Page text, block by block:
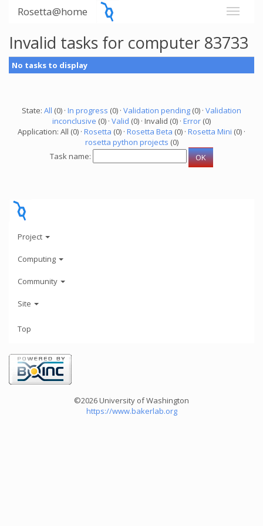
Rosetta@home
Invalid tasks for computer 83733
No tasks to display
State: All (0) · In progress (0) · Validation pending (0) · Validation
inconclusive (0) · Valid (0) · Invalid (0) · Error (0)
Application: All (0) · Rosetta (0) · Rosetta Beta (0) · Rosetta Mini (0) ·
rosetta python projects (0)
Task name:
Project
Computing
Community
Site
Top
©2026 University of Washington
https://www.bakerlab.org